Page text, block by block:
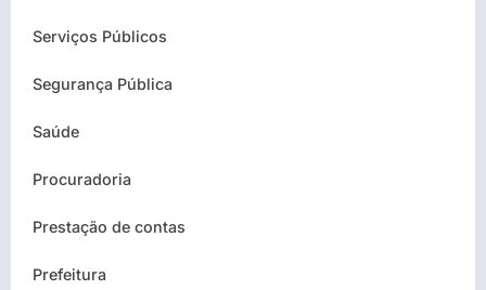
Serviços Públicos
Segurança Pública
Saúde
Procuradoria
Prestação de contas
Prefeitura